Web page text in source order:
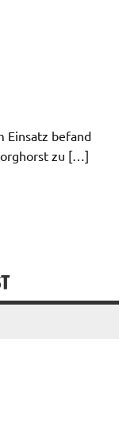
Einsatz befand
zu […]